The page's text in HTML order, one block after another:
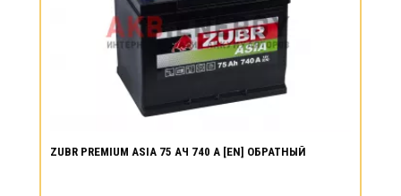
ZUBR PREMIUM ASIA 75 АЧ 740 А [EN] ОБРАТНЫЙ